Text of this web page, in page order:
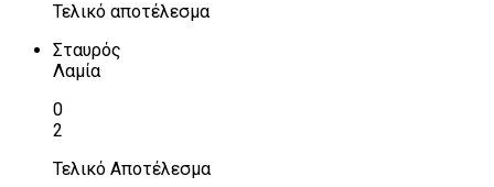
Τελικό αποτέλεσμα
Σταυρός
Λαμία
0
2
Τελικό Αποτέλεσμα